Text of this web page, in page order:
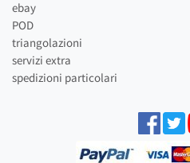
ebay
POD
triangolazioni
servizi extra
spedizioni particolari